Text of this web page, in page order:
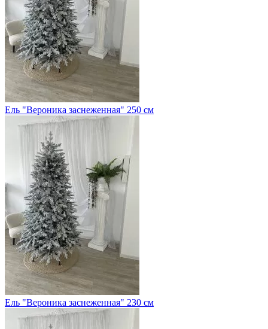
Ель "Вероника заснеженная" 250 см
Ель "Вероника заснеженная" 230 см